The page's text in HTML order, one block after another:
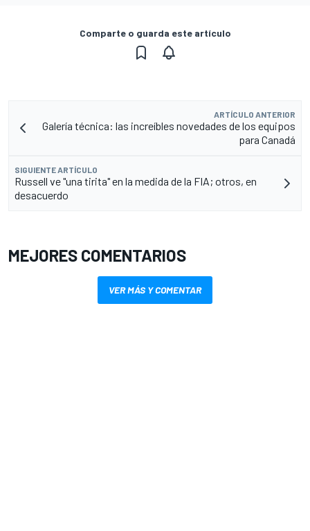
Comparte o guarda este artículo
ARTÍCULO ANTERIOR
Galería técnica: las increíbles novedades de los equipos
para Canadá
SIGUIENTE ARTÍCULO
Russell ve "una tirita" en la medida de la FIA; otros, en
desacuerdo
MEJORES COMENTARIOS
VER MÁS Y COMENTAR